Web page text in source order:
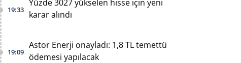
19:33
Yüzde 3027 yükselen hisse için yeni
karar alındı
19:09
Astor Enerji onayladı: 1,8 TL temettü
ödemesi yapılacak